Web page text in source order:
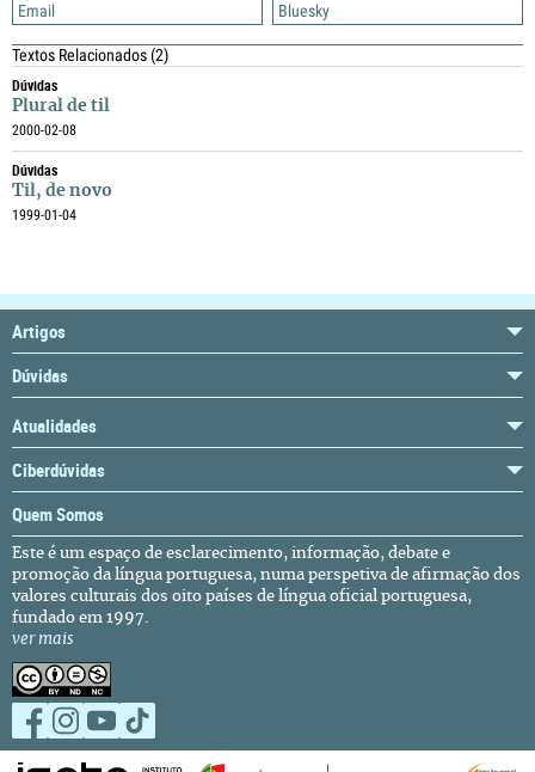
Email
Bluesky
Textos Relacionados(2)
Dúvidas
Plural de til
2000-02-08
Dúvidas
Til, de novo
1999-01-04
Artigos
Dúvidas
Atualidades
Ciberdúvidas
Quem Somos
Este é um espaço de esclarecimento, informação, debate e
promoção da língua portuguesa, numa perspetiva de afirmação dos
valores culturais dos oito países de língua oficial portuguesa,
fundado em 1997.
ver mais